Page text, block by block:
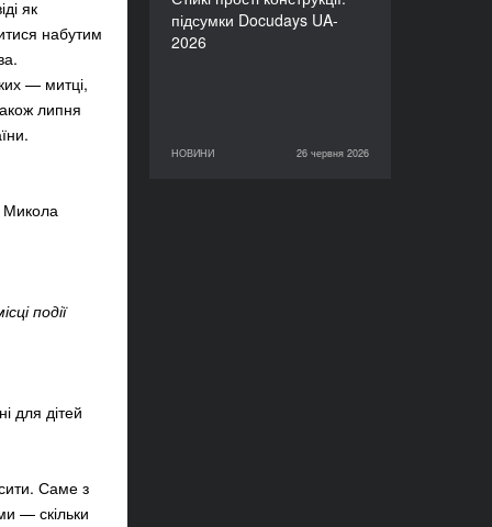
як
набутим
— митці,
липня
Микола
події
для дітей
Саме з
— скільки
підсумки Docudays UA-
2026
НОВИНИ 26 червня 2026
НОВИНИ
26 червня 2026